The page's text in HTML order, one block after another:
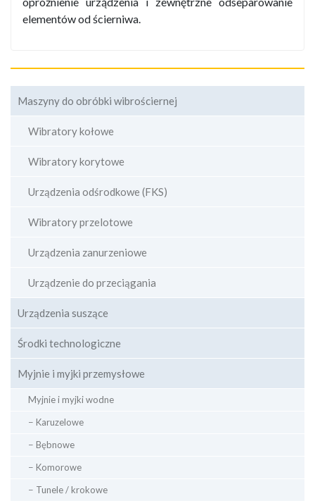
elementów od ścierniwa.
Maszyny do obróbki wibrościernej
Wibratory kołowe
Wibratory korytowe
Urządzenia odśrodkowe (FKS)
Wibratory przelotowe
Urządzenia zanurzeniowe
Urządzenie do przeciągania
Urządzenia suszące
Środki technologiczne
Myjnie i myjki przemysłowe
Myjnie i myjki wodne
− Karuzelowe
− Bębnowe
− Komorowe
− Tunele / krokowe